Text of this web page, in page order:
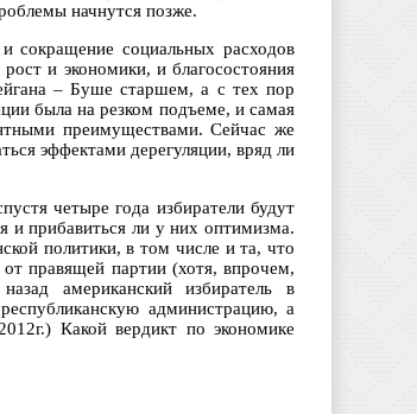
начнутся позже.
сокращение социальных расходов
и экономики, и благосостояния
– Буше старшем, а с тех пор
была на резком подъеме, и самая
преимуществами. Сейчас же
эффектами дерегуляции, вряд ли
четыре года избиратели будут
и прибавиться ли у них оптимизма.
политики, в том числе и та, что
правящей партии (хотя, впрочем,
американский избиратель в
администрацию, а
Какой вердикт по экономике